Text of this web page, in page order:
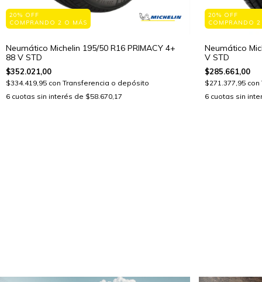
20% OFF
COMPRANDO 2 O MÁS
Neumático Michelin 195/50 R16 PRIMACY 4+
88 V STD
$352.021,00
$334.419,95 con Transferencia o depósito
6 cuotas sin interés de $58.670,17
20% OFF
COMPRANDO
Neumático
V STD
$285.661,00
$271.377,95 con
6 cuotas sin